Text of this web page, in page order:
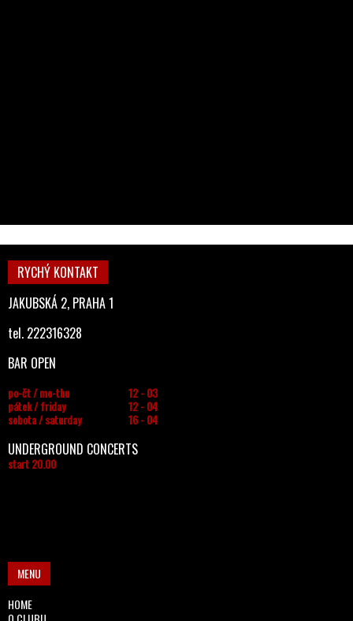
RYCHÝ KONTAKT
JAKUBSKÁ 2, PRAHA 1
tel. 222316328
BAR OPEN
po-čt / mo-thu
12 - 03
pátek / friday
12 - 04
sobota / saturday
16 - 04
UNDERGROUND CONCERTS
start 20.00
MENU
HOME